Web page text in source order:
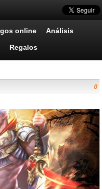
online Análisis
Regalos
0